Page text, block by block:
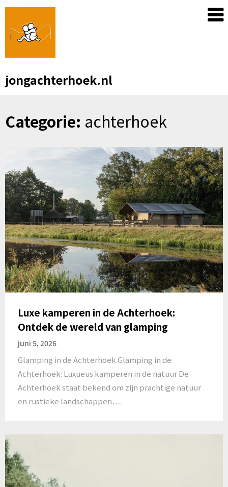
Skip
content
jongachterhoek.nl
Categorie: achterhoek
Luxe kamperen in de Achterhoek:
Ontdek de wereld van glamping
juni 5, 2026
Glamping in de Achterhoek Glamping in de
Achterhoek: Luxueus kamperen in de natuur De
Achterhoek staat bekend om zijn prachtige natuur
en rustieke landschappen….